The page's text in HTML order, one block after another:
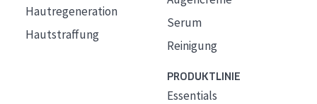
Hautregeneration
Hautstraffung
Serum
Reinigung
PRODUKTLINIE
Essentials